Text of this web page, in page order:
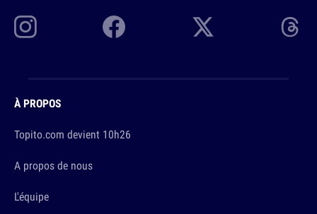
À PROPOS
Topito.com devient 10h26
A propos de nous
L'équipe